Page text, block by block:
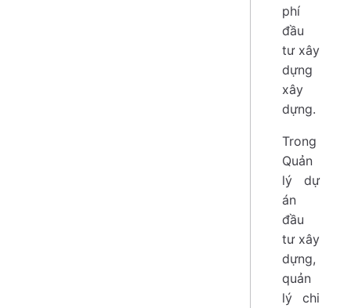
phí
đầu
tư xây
dựng
xây
dựng.
Trong
Quản
lý dự
án
đầu
tư xây
dựng,
quản
lý chi